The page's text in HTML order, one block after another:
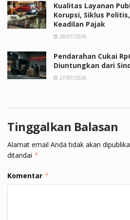
Kualitas Layanan
Korupsi, Siklus
Keadilan Pajak
28/07/2026
Pendarahan Cukai
Diuntungkan dari
27/07/2026
Tinggalkan Balasan
Alamat email Anda tidak akan
ditandai *
Komentar *